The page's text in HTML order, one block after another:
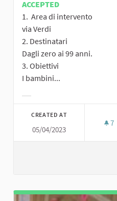
ACCEPTED
1. Area di intervento
via Verdi
2. Destinatari
Dagli zero ai 99 anni.
3. Obiettivi
I bambini...
CREATED AT
05/04/2023
7